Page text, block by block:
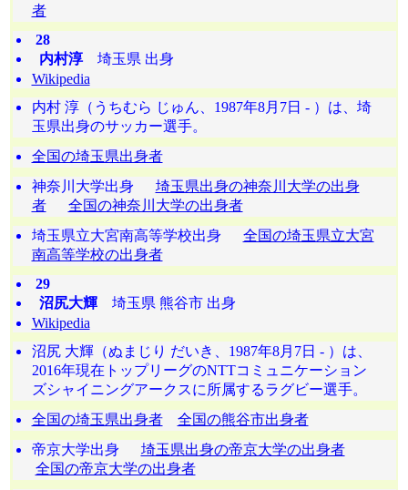
者
28
内村淳埼玉県 出身
Wikipedia
内村 淳（うちむら じゅん、1987年8月7日 - ）は、埼
玉県出身のサッカー選手。
全国の埼玉県出身者
神奈川大学出身 埼玉県出身の神奈川大学の出身
者
全国の神奈川大学の出身者
埼玉県立大宮南高等学校出身 全国の埼玉県立大宮
南高等学校の出身者
29
沼尻大輝埼玉県 熊谷市 出身
Wikipedia
沼尻 大輝（ぬまじり だいき、1987年8月7日 - ）は、
2016年現在トップリーグのNTTコミュニケーション
ズシャイニングアークスに所属するラグビー選手。
全国の埼玉県出身者
全国の熊谷市出身者
帝京大学出身 埼玉県出身の帝京大学の出身者
全国の帝京大学の出身者